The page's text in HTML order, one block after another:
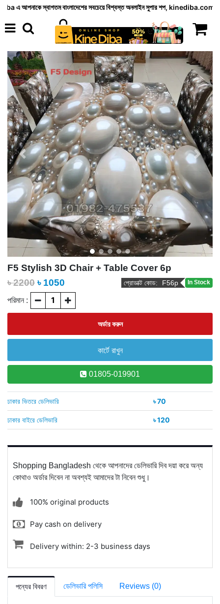
স্বাগতম বাংলাদেশের সবচেয়ে বিশ্বস্ত অনলাইন সুপার শপ, kinediba.com আপনার নিত্যদিনের
Previous Next
F5 Stylish 3D Chair + Table Cover 6p
৳ 2200 ৳ 1050 প্রোডাক্ট কোড: F56p In Stock
পরিমান :
01805-019901
ঢাকার ভিতরে ডেলিভারি ৳ 70
ঢাকার বাইরে ডেলিভারি ৳ 120
Shopping Bangladesh থেকে আপনাদের ডেলিভারি দিব দয়া করে অন্য
কোথাও অর্ডার দিবেন না অবশ্যই আমাদের টা নিবেন শুধু।
100% original products
Pay cash on delivery
Delivery within: 2-3 business days
পন্যের বিবরণ ডেলিভারি পলিসি Reviews (0)